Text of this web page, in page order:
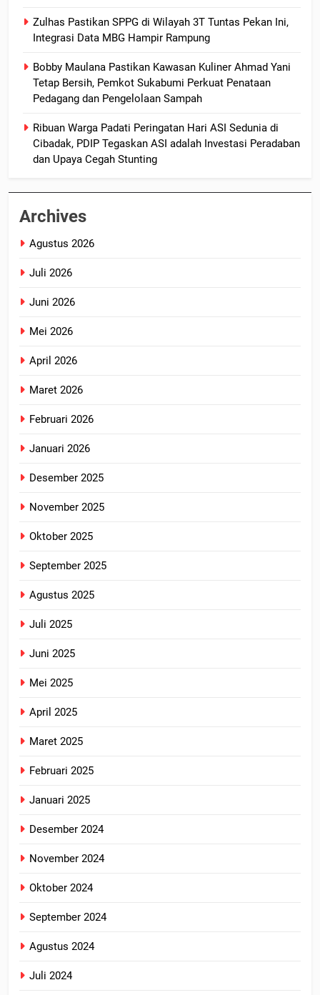
Zulhas Pastikan SPPG di Wilayah 3T Tuntas Pekan Ini,
Integrasi Data MBG Hampir Rampung
Bobby Maulana Pastikan Kawasan Kuliner Ahmad Yani
Tetap Bersih, Pemkot Sukabumi Perkuat Penataan
Pedagang dan Pengelolaan Sampah
Ribuan Warga Padati Peringatan Hari ASI Sedunia di
Cibadak, PDIP Tegaskan ASI adalah Investasi Peradaban
dan Upaya Cegah Stunting
Archives
Agustus 2026
Juli 2026
Juni 2026
Mei 2026
April 2026
Maret 2026
Februari 2026
Januari 2026
Desember 2025
November 2025
Oktober 2025
September 2025
Agustus 2025
Juli 2025
Juni 2025
Mei 2025
April 2025
Maret 2025
Februari 2025
Januari 2025
Desember 2024
November 2024
Oktober 2024
September 2024
Agustus 2024
Juli 2024